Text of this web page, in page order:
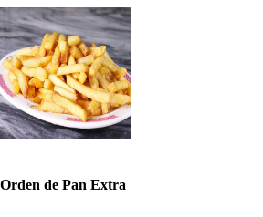
Orden de Pan Extra